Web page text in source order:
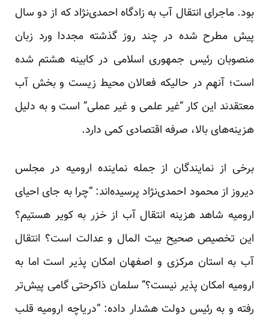
بود. ماجرای انتقال آب به زادگاه احمدی‌نژاد که از دو سال
پیش مطرح شده در چند روز گذشته مجددا ورد زبان
منصوبان رئیس جمهوری اسلامی در کابینه هشتم شده
است؛ آنهم در حالیکه فعالان محیط زیست و بخش آب
معتقدند این کار “غیر علمی و غیر عملی” است و به دلیل
هزینه‌های بالا، صرفه اقتصادی کمی دارد.
برخی از نمایندگان از جمله نماینده ارومیه در مجلس
دیروز از محمود احمدی‌نژاد پرسیده‌اند: “چرا به جای احیای
ارومیه شاهد هزینه انتقال آب از خزر به کویر هستیم؟
این تخصیص صحیح بیت المال و عدالت است؟ انتقال
آب به استان مرکزی و اصفهان امکان پذیر است اما به
ارومیه امکان پذیر نیست؟” سلمان ذاکرحتی گامی پیش‌تر
رفته و به رئیس دولت هشدار داده: “دریاچه ارومیه قلب